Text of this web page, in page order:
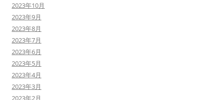
2023年10月
2023年9月
2023年8月
2023年7月
2023年6月
2023年5月
2023年4月
2023年3月
2023年2月